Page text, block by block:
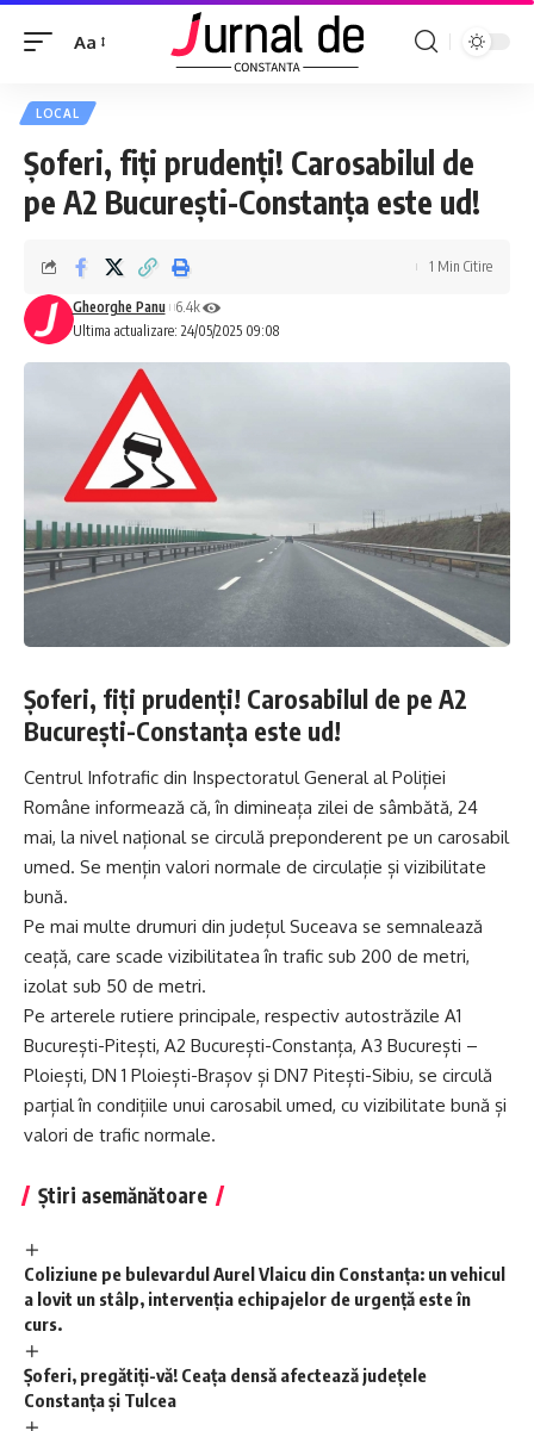
Aa
LOCAL
Șoferi, fiți prudenți! Carosabilul de
pe A2 București-Constanța este ud!
Ultima actualizare: 24/05/2025 09:08
Gheorghe Panu 6.4k
1 Min Citire
Șoferi, fiți prudenți! Carosabilul de pe A2
București-Constanța este ud!
Centrul Infotrafic din Inspectoratul General al Poliției
Române informează că, în dimineața zilei de sâmbătă, 24
mai, la nivel național se circulă preponderent pe un carosabil
umed. Se mențin valori normale de circulație și vizibilitate
bună.
Pe mai multe drumuri din județul Suceava se semnalează
ceață, care scade vizibilitatea în trafic sub 200 de metri,
izolat sub 50 de metri.
Pe arterele rutiere principale, respectiv autostrăzile A1
București-Pitești, A2 București-Constanța, A3 București –
Ploiești, DN 1 Ploiești-Brașov și DN7 Pitești-Sibiu, se circulă
parțial în condițiile unui carosabil umed, cu vizibilitate bună și
valori de trafic normale.
Știri asemănătoare
Coliziune pe bulevardul Aurel Vlaicu din Constanța: un vehicul
a lovit un stâlp, intervenția echipajelor de urgență este în
curs.
Șoferi, pregătiți-vă! Ceața densă afectează județele
Constanța și Tulcea